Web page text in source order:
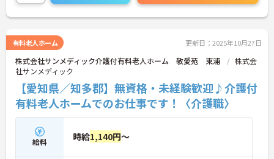
住宅手当の支給がございますことも嬉しいポイント
です。
また、育児休暇取得実績があり、利用可能な託児所
があるので小さなお子様がいらっしゃる方も安心し
て働いて頂ける環境です
ご興味をお持ちの方には、詳細の情報や面接のポイ
ントをお伝えしますのでお気軽にお問い合わせくだ
さい。
有料老人ホーム 更新日：2025年10月27日
株式会社サンメディック介護付有料老人ホーム 敬愛苑 東浦
株式会
社サンメディック
【愛知県／知多郡】無資格・未経験歓迎♪介護付
有料老人ホームでのお仕事です！〈介護職〉
給料 時給1,140円～